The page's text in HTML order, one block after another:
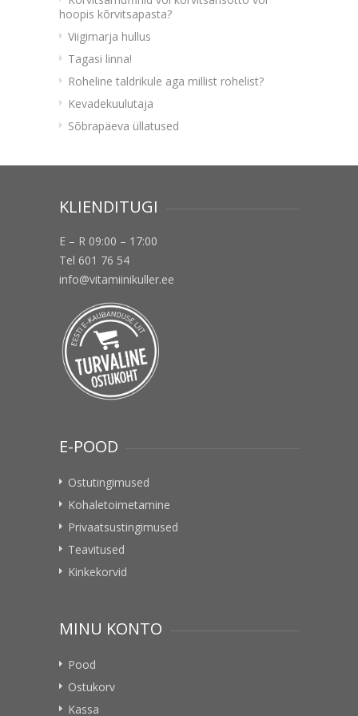
hoopis kõrvitsapasta?
Viigimarja hullus
Tagasi linna!
Roheline taldrikule aga millist rohelist?
Kevadekuulutaja
Sõbrapäeva üllatused
KLIENDITUGI
E – R 09:00 – 17:00
Tel 601 76 54
info@vitamiinikuller.ee
E-POOD
Ostutingimused
Kohaletoimetamine
Privaatsustingimused
Teavitused
Kinkekorvid
MINU KONTO
Pood
Ostukorv
Kassa